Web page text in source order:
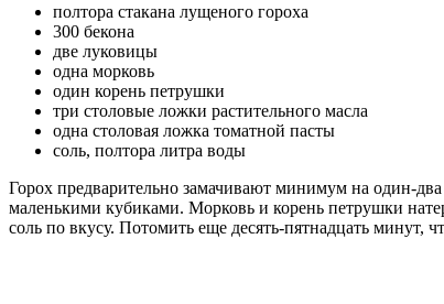
полтора стакана лущеного гороха
300 бекона
две луковицы
одна морковь
один корень петрушки
три столовые ложки растительного масла
одна столовая ложка томатной пасты
соль, полтора литра воды
Горох предварительно замачивают минимум на один-
маленькими кубиками. Морковь и корень петрушки
соль по вкусу. Потомить еще десять-пятнадцать минут,